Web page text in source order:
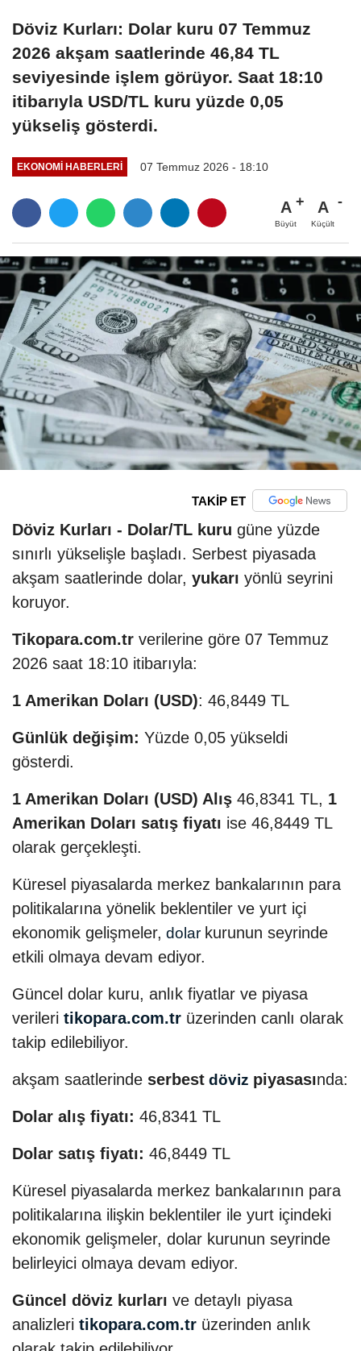
Döviz Kurları: Dolar kuru 07 Temmuz
2026 akşam saatlerinde 46,84 TL
seviyesinde işlem görüyor. Saat 18:10
itibarıyla USD/TL kuru yüzde 0,05
yükseliş gösterdi.
EKONOMI HABERLERI 07 Temmuz 2026 - 18:10
A
Büyüt
A
Küçült
TAKİP ET
Döviz Kurları - Dolar/TL kuru güne yüzde
sınırlı yükselişle başladı. Serbest piyasada
akşam saatlerinde dolar, yukarı yönlü seyrini
koruyor.
Tikopara.com.tr verilerine göre 07 Temmuz
2026 saat 18:10 itibarıyla:
1 Amerikan Doları (USD): 46,8449 TL
Günlük değişim: Yüzde 0,05 yükseldi
gösterdi.
1 Amerikan Doları (USD) Alış 46,8341 TL, 1
Amerikan Doları satış fiyatı ise 46,8449 TL
olarak gerçekleşti.
Küresel piyasalarda merkez bankalarının para
politikalarına yönelik beklentiler ve yurt içi
ekonomik gelişmeler, dolar kurunun seyrinde
etkili olmaya devam ediyor.
Güncel dolar kuru, anlık fiyatlar ve piyasa
verileri tikopara.com.tr üzerinden canlı olarak
takip edilebiliyor.
akşam saatlerinde serbest döviz piyasasında:
Dolar alış fiyatı: 46,8341 TL
Dolar satış fiyatı: 46,8449 TL
Küresel piyasalarda merkez bankalarının para
politikalarına ilişkin beklentiler ile yurt içindeki
ekonomik gelişmeler, dolar kurunun seyrinde
belirleyici olmaya devam ediyor.
Güncel döviz kurları ve detaylı piyasa
analizleri tikopara.com.tr üzerinden anlık